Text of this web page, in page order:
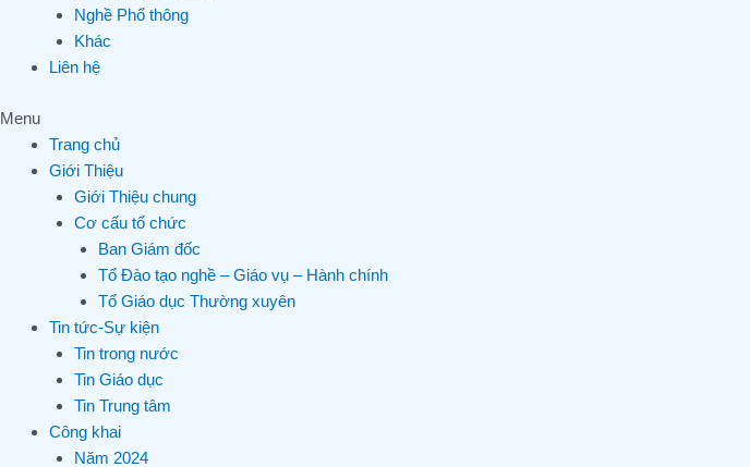
Nghề Phổ thông
Khác
Liên hệ
Menu
Trang chủ
Giới Thiệu
Giới Thiệu chung
Cơ cấu tổ chức
Ban Giám đốc
Tổ Đào tạo nghề – Giáo vụ – Hành chính
Tổ Giáo dục Thường xuyên
Tin tức-Sự kiện
Tin trong nước
Tin Giáo dục
Tin Trung tâm
Công khai
Năm 2024